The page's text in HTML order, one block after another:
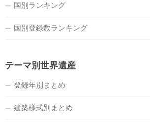
国別ランキング
国別登録数ランキング
テーマ別世界遺産
登録年別まとめ
建築様式別まとめ